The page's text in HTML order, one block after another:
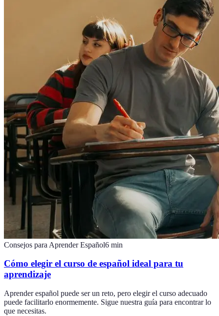
Consejos para Aprender Español6 min
Cómo elegir el curso de español ideal para tu
aprendizaje
Aprender español puede ser un reto, pero elegir el curso adecuado
puede facilitarlo enormemente. Sigue nuestra guía para encontrar lo
que necesitas.